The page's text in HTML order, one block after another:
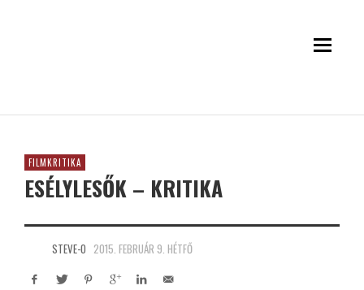
FILMKRITIKA
ESÉLYLESŐK – KRITIKA
STEVE-O 2015. FEBRUÁR 9. HÉTFŐ